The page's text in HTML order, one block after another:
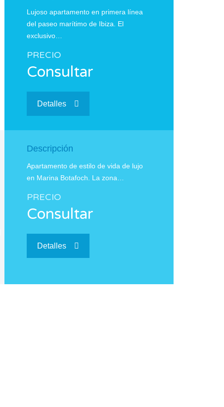
Lujoso apartamento en primera línea
del paseo marítimo de Ibiza. El
exclusivo…
PRECIO
Consultar
Detalles
Descripción
Apartamento de estilo de vida de lujo
en Marina Botafoch. La zona…
PRECIO
Consultar
Detalles